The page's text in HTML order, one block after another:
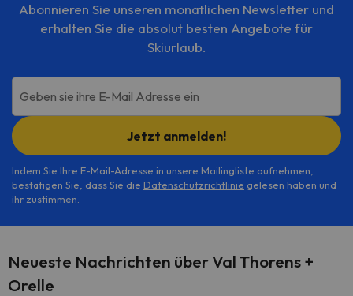
Abonnieren Sie unseren monatlichen Newsletter und
erhalten Sie die absolut besten Angebote für
Skiurlaub.
Geben sie ihre E-Mail Adresse ein
Jetzt anmelden!
Indem Sie Ihre E-Mail-Adresse in unsere Mailingliste aufnehmen,
bestätigen Sie, dass Sie die Datenschutzrichtlinie gelesen haben und
ihr zustimmen.
Neueste Nachrichten über Val Thorens +
Orelle